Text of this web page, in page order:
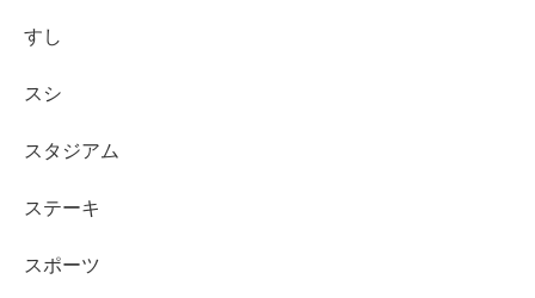
すし
スシ
スタジアム
ステーキ
スポーツ